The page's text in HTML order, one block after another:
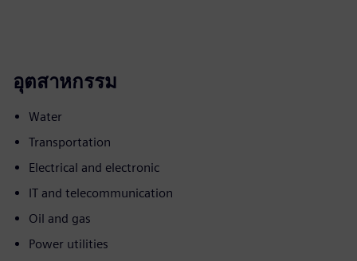
อุตสาหกรรม
Water
Transportation
Electrical and electronic
IT and telecommunication
Oil and gas
Power utilities